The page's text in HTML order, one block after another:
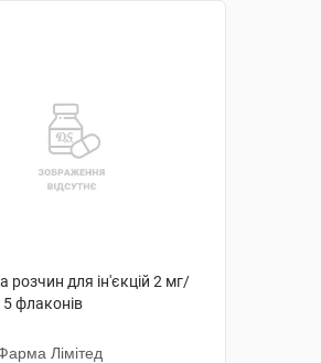
розчин для ін'єкцій 2 мг/
флаконів
Лімітед